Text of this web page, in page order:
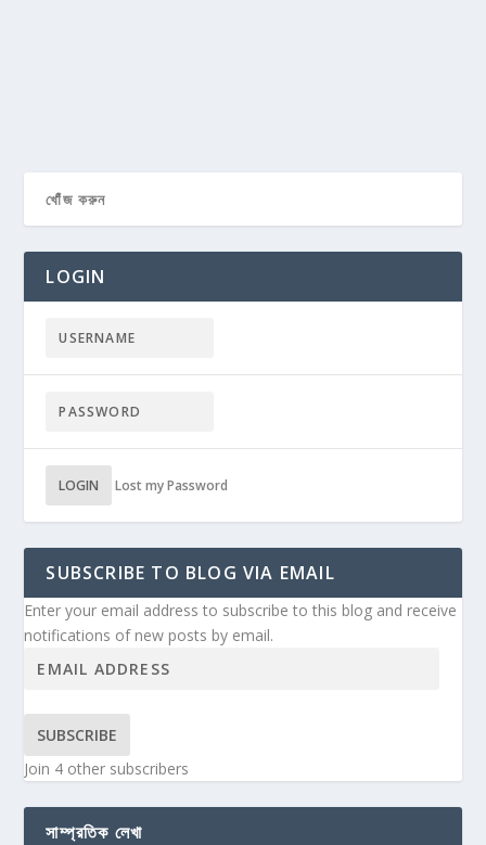
LOGIN
LOGIN Lost my Password
SUBSCRIBE TO BLOG VIA EMAIL
Enter your email address to subscribe to this blog and receive
notifications of new posts by email.
SUBSCRIBE
Join 4 other subscribers
সাম্প্রতিক লেখা